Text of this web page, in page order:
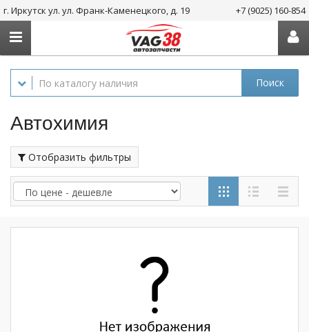
г. Иркутск ул. ул. Франк-Каменецкого, д. 19 +7 (9025) 160-854
Поиск
Автохимия
Отобразить фильтры